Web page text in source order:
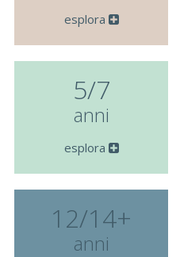
esplora
5/7
anni
esplora
12/14+
anni